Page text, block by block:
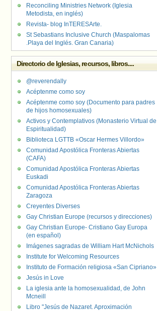
Reconciling Ministries Network (Iglesia
Metodista, en inglés)
Revista- blog InTERESArte.
St Sebastians Inclusive Church (Maspalomas
.Playa del Inglés. Gran Canaria)
Directorio de Iglesias, recursos, libros....
@reverendally
Acéptenme como soy
Acéptenme como soy (Documento para padres
de hijos homosexuales)
Activos y Contemplativos (Monasterio Virtual de
Espiritualidad)
Biblioteca LGTTB «Oscar Hermes Villordo»
Comunidad Apostólica Fronteras Abiertas
(CAFA)
Comunidad Apostólica Fronteras Abiertas
Euskadi
Comunidad Apostólica Fronteras Abiertas
Zaragoza
Creyentes Diverses
Gay Christian Europe (recursos y direcciones)
Gay Christian Europe- Cristiano Gay Europa
(en español)
Imágenes sagradas de William Hart McNichols
Institute for Welcoming Resources
Instituto de Formación religiosa «San Cipriano»
Jesús in Love
La iglesia ante la homosexualidad, de John
Mcneill
Libro "Jesús de Nazaret. Aproximación